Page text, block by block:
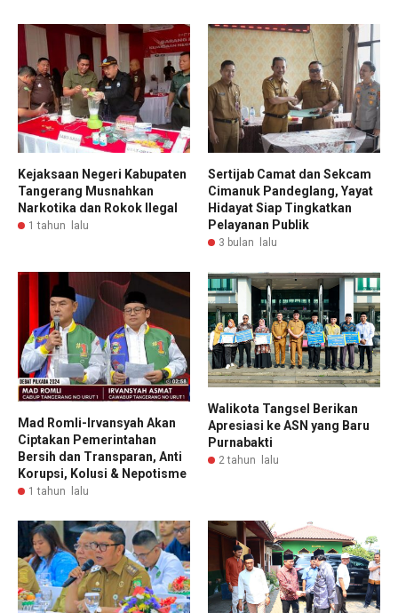
Kejaksaan Negeri Kabupaten
Tangerang Musnahkan
Narkotika dan Rokok Ilegal
1 tahun lalu
Sertijab Camat dan Sekcam
Cimanuk Pandeglang, Yayat
Hidayat Siap Tingkatkan
Pelayanan Publik
3 bulan lalu
Mad Romli-Irvansyah Akan
Ciptakan Pemerintahan
Bersih dan Transparan, Anti
Korupsi, Kolusi & Nepotisme
1 tahun lalu
Walikota Tangsel Berikan
Apresiasi ke ASN yang Baru
Purnabakti
2 tahun lalu